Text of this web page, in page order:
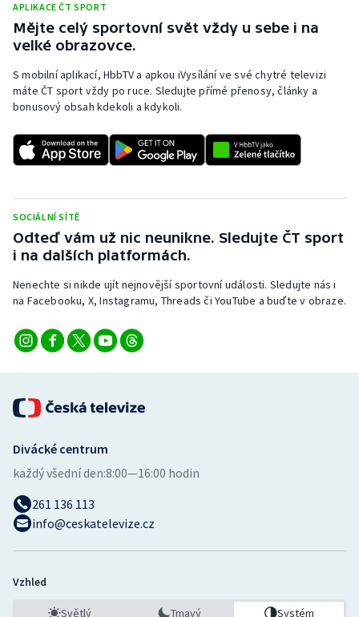
APLIKACE ČT SPORT
Mějte celý sportovní svět vždy u sebe i na
velké obrazovce.
S mobilní aplikací, HbbTV a apkou iVysílání ve své chytré televizi
máte ČT sport vždy po ruce. Sledujte přímé přenosy, články a
bonusový obsah kdekoli a kdykoli.
SOCIÁLNÍ SÍTĚ
Odteď vám už nic neunikne. Sledujte ČT sport
i na dalších platformách.
Nenechte si nikde ujít nejnovější sportovní události. Sledujte nás i
na Facebooku, X, Instagramu, Threads či YouTube a buďte v obraze.
Divácké centrum
každý všední den:8:00—16:00 hodin
261 136 113
info@ceskatelevize.cz
Vzhled
Světlý Tmavý Systém